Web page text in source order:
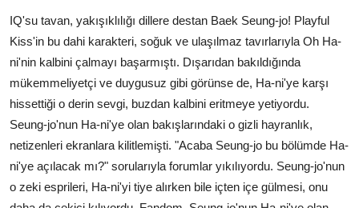
IQ'su tavan, yakışıklılığı dillere destan Baek Seung-jo! Playful
Kiss'in bu dahi karakteri, soğuk ve ulaşılmaz tavırlarıyla Oh Ha-
ni'nin kalbini çalmayı başarmıştı. Dışarıdan bakıldığında
mükemmeliyetçi ve duygusuz gibi görünse de, Ha-ni'ye karşı
hissettiği o derin sevgi, buzdan kalbini eritmeye yetiyordu.
Seung-jo'nun Ha-ni'ye olan bakışlarındaki o gizli hayranlık,
netizenleri ekranlara kilitlemişti. "Acaba Seung-jo bu bölümde Ha-
ni'ye açılacak mı?" sorularıyla forumlar yıkılıyordu. Seung-jo'nun
o zeki esprileri, Ha-ni'yi tiye alırken bile içten içe gülmesi, onu